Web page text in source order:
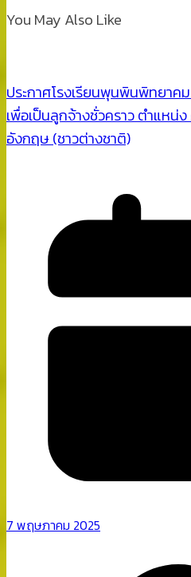
You May Also Like
ประกาศโรงเรียนพุนพินพิทยาค
เพื่อเป็นลูกจ้างชั่วคราว ตำแหน่
อังกฤษ (ชาวต่างชาติ)
7 พฤษภาคม 2025